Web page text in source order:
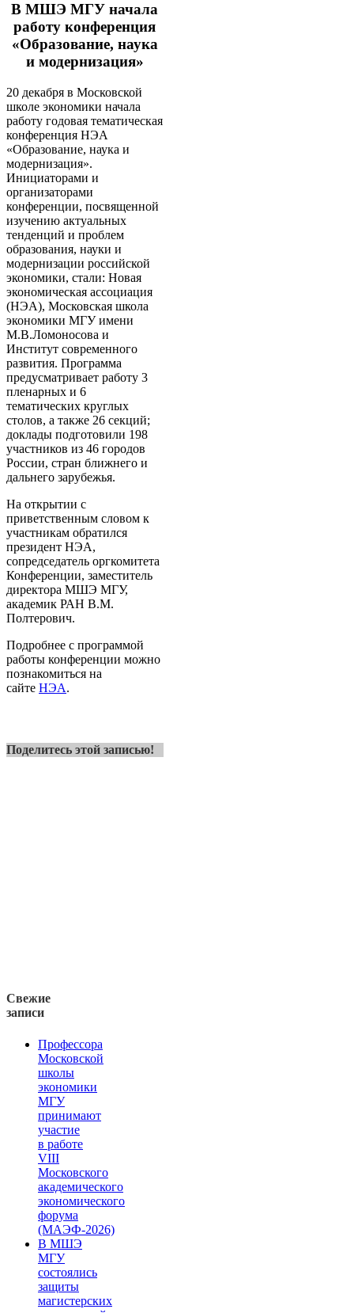
В МШЭ МГУ начала
работу конференция
«Образование, наука
и модернизация»
20 декабря в Московской
школе экономики начала
работу годовая тематическая
конференция НЭА
«Образование, наука и
модернизация».
Инициаторами и
организаторами
конференции, посвященной
изучению актуальных
тенденций и проблем
образования, науки и
модернизации российской
экономики, стали: Новая
экономическая ассоциация
(НЭА), Московская школа
экономики МГУ имени
М.В.Ломоносова и
Институт современного
развития. Программа
предусматривает работу 3
пленарных и 6
тематических круглых
столов, а также 26 секций;
доклады подготовили 198
участников из 46 городов
России, стран ближнего и
дальнего зарубежья.
На открытии с
приветственным словом к
участникам обратился
президент НЭА,
сопредседатель оргкомитета
Конференции, заместитель
директора МШЭ МГУ,
академик РАН В.М.
Полтерович.
Подробнее с программой
работы конференции можно
познакомиться на
сайте НЭА.
Поделитесь этой записью!
Свежие
записи
Профессора
Московской
школы
экономики
МГУ
принимают
участие
в работе
VIII
Московского
академического
экономического
форума
(МАЭФ-2026)
В МШЭ
МГУ
состоялись
защиты
магистерских